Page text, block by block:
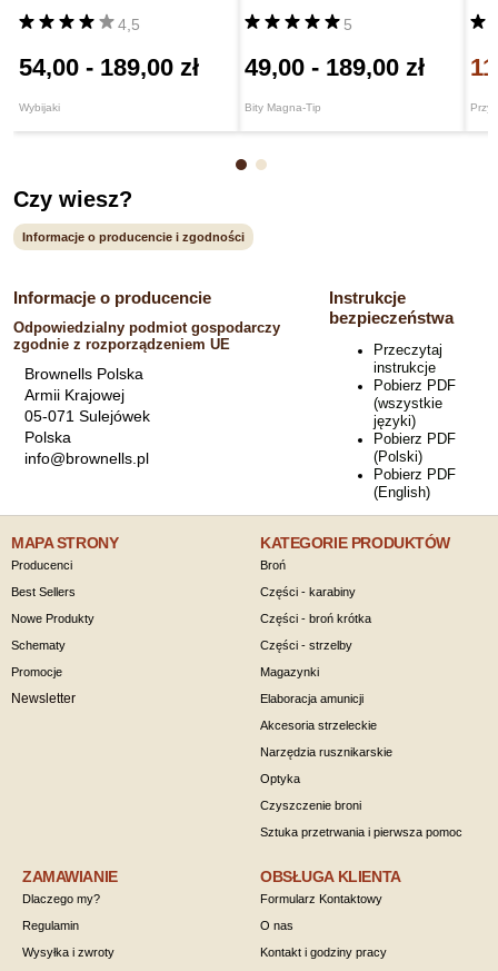
Wybijaki
4,5
54,00 - 189,00 zł
Bity Magna-Tip
5
49,00 - 189,00 zł
Czy wiesz?
Informacje o producencie i zgodności
Informacje o producencie
Odpowiedzialny podmiot gospodarczy
zgodnie z rozporządzeniem UE
Brownells Polska
Armii Krajowej
05-071 Sulejówek
Polska
info@brownells.pl
Instrukcje
bezpieczeństwa
Przeczytaj
instrukcje
Pobierz PDF
(wszystkie
języki)
Pobierz PDF
(Polski)
Pobierz PDF
(English)
MAPA STRONY
Producenci
Best Sellers
Nowe Produkty
Schematy
Promocje
Newsletter
KATEGORIE PRODUKTÓW
Broń
Części - karabiny
Części - broń krótka
Części - strzelby
Magazynki
Elaboracja amunicji
Akcesoria strzeleckie
Narzędzia rusznikarskie
Optyka
Czyszczenie broni
Sztuka przetrwania i pierwsza pomoc
ZAMAWIANIE
Dlaczego my?
Regulamin
Wysyłka i zwroty
OBSŁUGA KLIENTA
Formularz Kontaktowy
O nas
Kontakt i godziny pracy